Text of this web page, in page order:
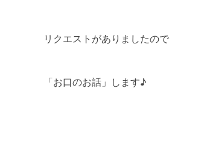
リクエストがありましたので
「お口のお話」します♪